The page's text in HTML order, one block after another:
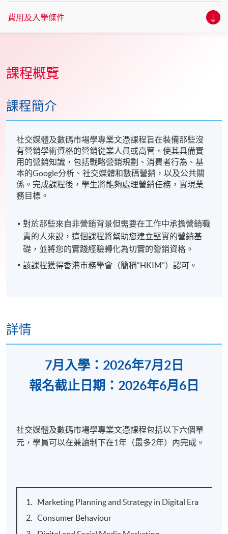
費用及入學條件
課程概覽
課程簡介
社交媒體及數碼市場學專業文憑課程旨在裝備那些沒
有營銷學術資格的營銷從業人員或高管，使其具備實
用的營銷知識，包括戰略營銷規劃、消費者行為、基
本的Google分析、社交媒體和數碼營銷，以及公共關
係。完成課程後，學生將能夠處理營銷任務，實現業
務目標。
對於那些來自非營銷背景但需要在工作中承擔營銷職
責的人來說，這個課程將幫助您建立堅實的營銷基
礎，並將您的實踐經驗轉化為切實的營銷資格。
該課程獲得香港市務學會（簡稱“HKIM”）認可。
詳情
7月入學：2026年7月2日
報名截止日期：2026年6月6日
社交媒體及數碼市場學專業文憑課程包括以下六個單
元，學員可以在兼讀制下在1年（最多2年）內完成。
Marketing Planning and Strategy in Digital Era
Consumer Behaviour